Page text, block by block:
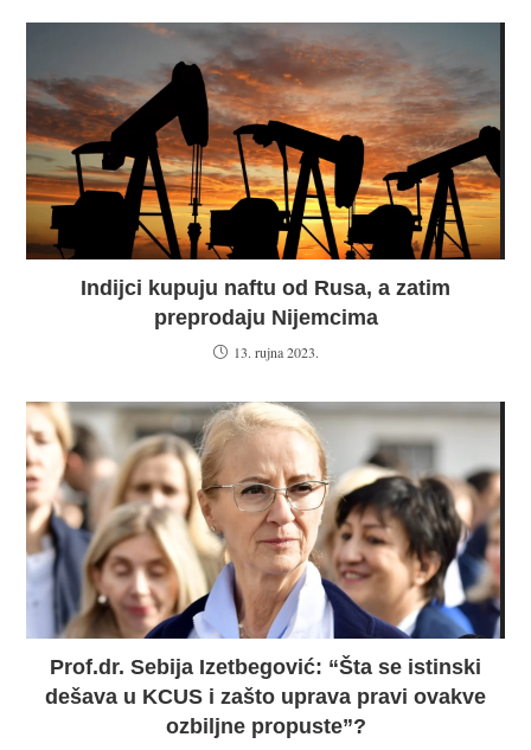
Indijci kupuju naftu od Rusa, a zatim
preprodaju Nijemcima
13. rujna 2023.
Prof.dr. Sebija Izetbegović: “Šta se istinski
dešava u KCUS i zašto uprava pravi ovakve
ozbiljne propuste”?